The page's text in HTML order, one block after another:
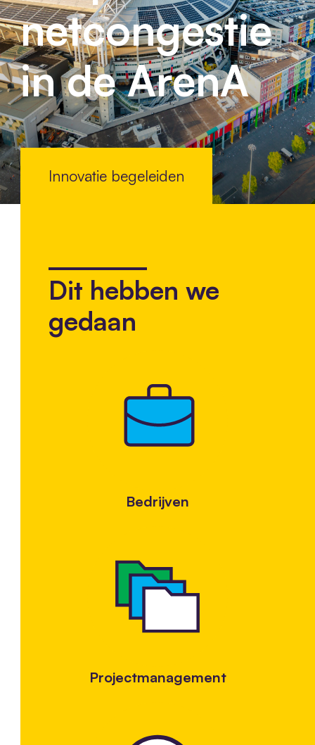
netcongestie
in de ArenA
Innovatie begeleiden
Dit hebben we
gedaan
Bedrijven
Projectmanagement